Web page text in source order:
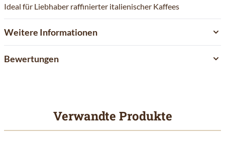
Ideal für Liebhaber raffinierter italienischer Kaffees
Weitere Informationen
Bewertungen
Verwandte Produkte